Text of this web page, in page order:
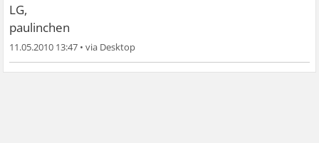
LG,
paulinchen
11.05.2010 13:47 •